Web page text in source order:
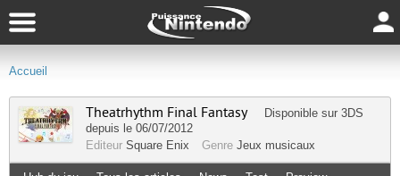
Accueil
Theatrhythm Final Fantasy Disponible sur 3DS
depuis le 06/07/2012
Editeur Square Enix Genre Jeux musicaux